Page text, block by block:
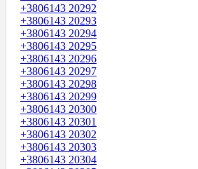
+3806143 20292
+3806143 20293
+3806143 20294
+3806143 20295
+3806143 20296
+3806143 20297
+3806143 20298
+3806143 20299
+3806143 20300
+3806143 20301
+3806143 20302
+3806143 20303
+3806143 20304